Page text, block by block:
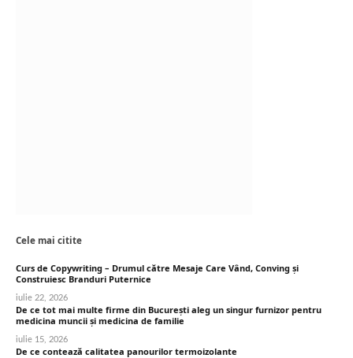
Cele mai citite
Curs de Copywriting – Drumul către Mesaje Care Vând, Conving și
Construiesc Branduri Puternice
iulie 22, 2026
De ce tot mai multe firme din București aleg un singur furnizor pentru
medicina muncii și medicina de familie
iulie 15, 2026
De ce contează calitatea panourilor termoizolante